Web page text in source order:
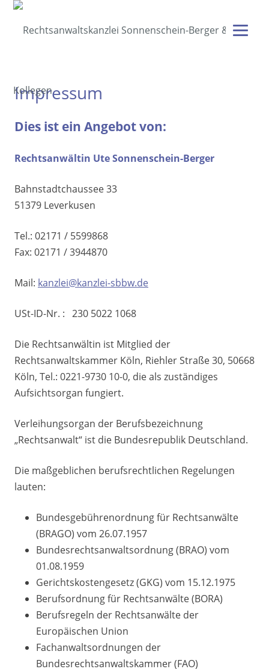
Impressum
Dies ist ein Angebot von:
Rechtsanwältin Ute Sonnenschein-Berger
Bahnstadtchaussee 33
51379 Leverkusen
Tel.: 02171 / 5599868
Fax: 02171 / 3944870
Mail: kanzlei@kanzlei-sbbw.de
USt-ID-Nr. : 230 5022 1068
Die Rechtsanwältin ist Mitglied der
Rechtsanwaltskammer Köln, Riehler Straße 30, 50668
Köln, Tel.: 0221-9730 10-0, die als zuständiges
Aufsichtsorgan fungiert.
Verleihungsorgan der Berufsbezeichnung
„Rechtsanwalt“ ist die Bundesrepublik Deutschland.
Die maßgeblichen berufsrechtlichen Regelungen
lauten:
Bundesgebührenordnung für Rechtsanwälte
(BRAGO) vom 26.07.1957
Bundesrechtsanwaltsordnung (BRAO) vom
01.08.1959
Gerichtskostengesetz (GKG) vom 15.12.1975
Berufsordnung für Rechtsanwälte (BORA)
Berufsregeln der Rechtsanwälte der
Europäischen Union
Fachanwaltsordnungen der
Bundesrechtsanwaltskammer (FAO)